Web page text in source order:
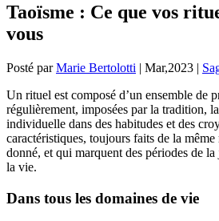
Taoïsme : Ce que vos
vous
Posté parMarie Bertolotti | Mar,2023 |
Un rituel est composé d’un ensemble de
régulièrement, imposées par la tradition,
individuelle dans des habitudes et des
caractéristiques, toujours faits de la
donné, et qui marquent des périodes de la
la vie.
Dans tous les domaines de vie